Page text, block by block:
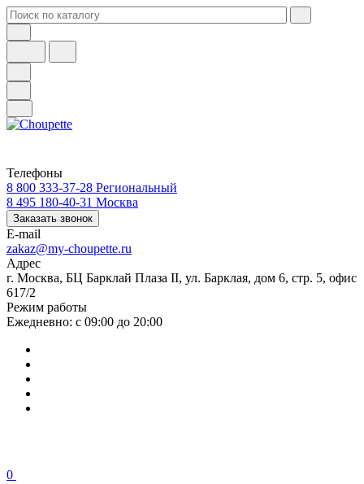
Телефоны
8 800 333-37-28 Региональный
8 495 180-40-31 Москва
Заказать звонок
E-mail
zakaz@my-choupette.ru
Адрес
г. Москва, БЦ Барклай Плаза II, ул. Барклая, дом 6, стр. 5, офис
617/2
Режим работы
Ежедневно: с 09:00 до 20:00
0